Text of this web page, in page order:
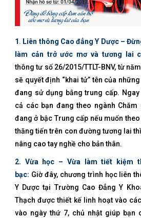
1. Liên thông Cao đẳng Y Dược –
làm cản trở ước mơ và tương lai
thông tư số 26/2015/TTLT-BNV, từ
sẽ quyết định “khai tử” tên của
đang sử dụng bằng trung cấp.
cả các bạn đang theo ngành
đang ở bậc Trung cấp nếu muốn
thăng tiến trên con đường tương lai
nâng cao tay nghề cho bản thân.
2. Vừa học – Vừa làm tiết kiệm
bạc: Giờ đây, chương trình học liên
Y Dược tại Trường Cao Đẳng Y
Thạch được thiết kế linh hoạt vào
vào ngày thứ 7, chủ nhật giúp bạn